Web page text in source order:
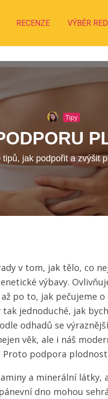
RECENZE VÝBĚR
Tipy
tipů, jak podpořit a zvýšit
v tom, jak tělo, co
výbavy.
po to, jak pečujeme
jednoduché, jak
odhadů se
věk, ale i náš
Proto podpora
a minerální látky,
dno mohou